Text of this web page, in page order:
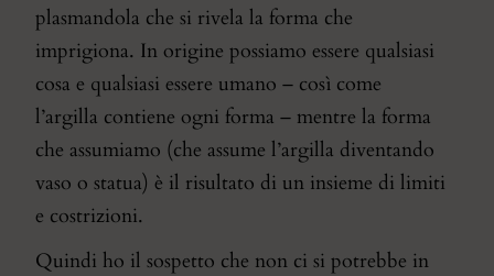
plasmandola che si rivela la forma che
imprigiona. In origine possiamo essere qualsiasi
cosa e qualsiasi essere umano – così come
l’argilla contiene ogni forma – mentre la forma
che assumiamo (che assume l’argilla diventando
vaso o statua) è il risultato di un insieme di limiti
e costrizioni.
Quindi ho il sospetto che non ci si potrebbe in